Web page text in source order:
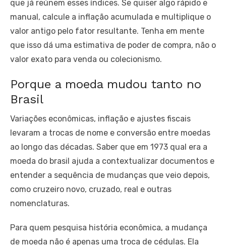
que já reúnem esses índices. Se quiser algo rápido e
manual, calcule a inflação acumulada e multiplique o
valor antigo pelo fator resultante. Tenha em mente
que isso dá uma estimativa de poder de compra, não o
valor exato para venda ou colecionismo.
Porque a moeda mudou tanto no
Brasil
Variações econômicas, inflação e ajustes fiscais
levaram a trocas de nome e conversão entre moedas
ao longo das décadas. Saber que em 1973 qual era a
moeda do brasil ajuda a contextualizar documentos e
entender a sequência de mudanças que veio depois,
como cruzeiro novo, cruzado, real e outras
nomenclaturas.
Para quem pesquisa história econômica, a mudança
de moeda não é apenas uma troca de cédulas. Ela